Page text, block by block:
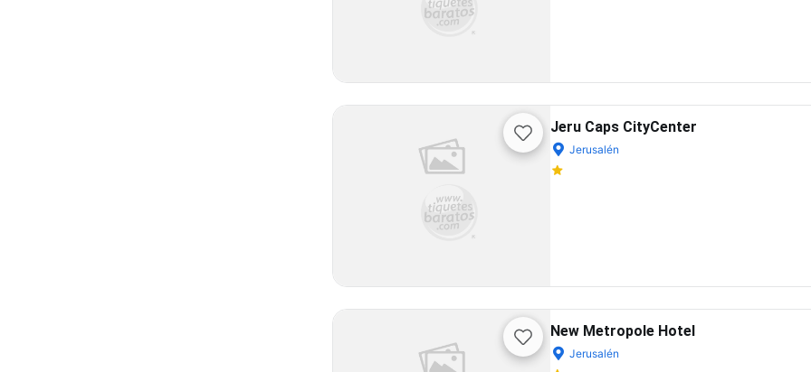
Jeru Caps CityCenter
Jerusalén
New Metropole Hotel
Jerusalén